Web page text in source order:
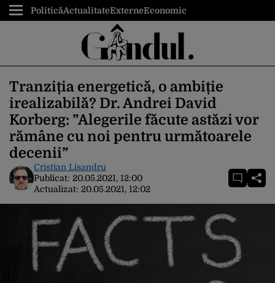
PoliticăActualitateExterneEconomic
Tranziția energetică, o ambiție
irealizabilă? Dr. Andrei David
Korberg: ”Alegerile făcute astăzi vor
rămâne cu noi pentru următoarele
decenii”
Cristian Lisandru
Publicat: 20.05.2021, 12:00
Actualizat: 20.05.2021, 12:02